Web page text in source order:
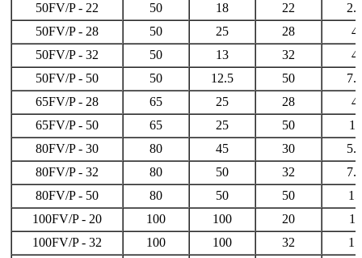
50FV/P - 22 50 18 22
2.2
50FV/P - 28
50 25 28
4
50FV/P - 32
50 13 32
4
50FV/P - 50
50 12.5 50
7.5
65FV/P - 28
65 25 28
4
65FV/P - 50
65 25 50
11
80FV/P - 30
80 45 30
5.5
80FV/P - 32
80 50 32
7.5
80FV/P - 50
80 50 50
15
100FV/P - 20
100 100 20
11
100FV/P - 32
100 100 32
15